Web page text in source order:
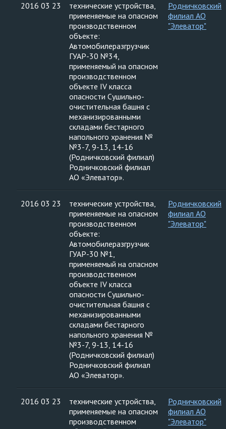
2016 03 23
технические устройства,
применяемые на опасном
производственном
объекте:
Автомобилеразгрузчик
ГУАР-30 №34,
применяемый на опасном
производственном
объекте IV класса
опасности Сушильно-
очистительная башня с
механизированными
складами бестарного
напольного хранения №
№3-7, 9-13, 14-16
(Родничковский филиал)
Родничковский филиал
АО «Элеватор».
Родничковский
филиал АО
"Элеватор"
2016 03 23
технические устройства,
применяемые на опасном
производственном
объекте:
Автомобилеразгрузчик
ГУАР-30 №1,
применяемый на опасном
производственном
объекте IV класса
опасности Сушильно-
очистительная башня с
механизированными
складами бестарного
напольного хранения №
№3-7, 9-13, 14-16
(Родничковский филиал)
Родничковский филиал
АО «Элеватор».
Родничковский
филиал АО
"Элеватор"
2016 03 23
технические устройства,
применяемые на опасном
производственном
Родничковский
филиал АО
"Элеватор"